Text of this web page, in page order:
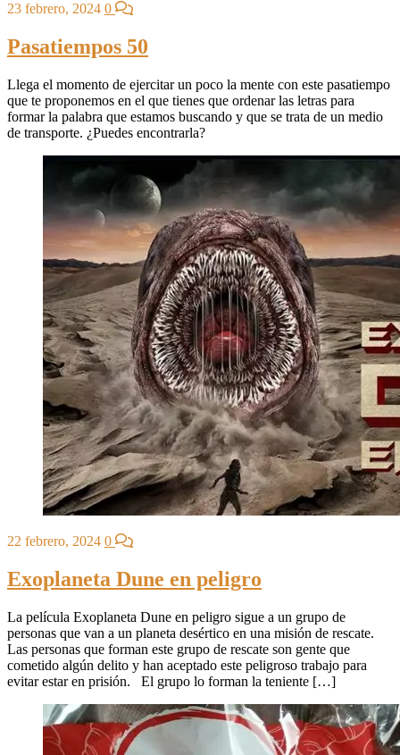
23 febrero, 2024 0
Pasatiempos 50
Llega el momento de ejercitar un poco la mente con este pasatiempo
que te proponemos en el que tienes que ordenar las letras para
formar la palabra que estamos buscando y que se trata de un medio
de transporte. ¿Puedes encontrarla?
22 febrero, 2024 0
Exoplaneta Dune en peligro
La película Exoplaneta Dune en peligro sigue a un grupo de
personas que van a un planeta desértico en una misión de rescate.
Las personas que forman este grupo de rescate son gente que
cometido algún delito y han aceptado este peligroso trabajo para
evitar estar en prisión. El grupo lo forman la teniente […]